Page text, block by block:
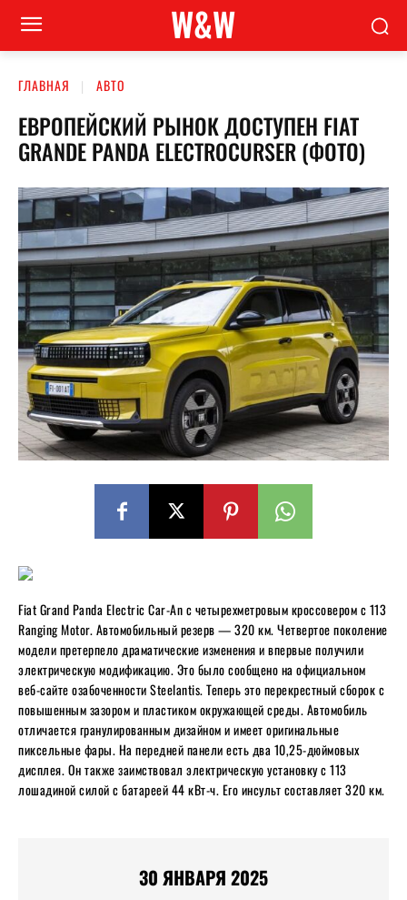
W&W
ГЛАВНАЯ АВТО
ЕВРОПЕЙСКИЙ РЫНОК ДОСТУПЕН FIAT
GRANDE PANDA ELECTROCURSER (ФОТО)
Fiat Grand Panda Electric Car-An с четырехметровым кроссовером с 113
Ranging Motor. Автомобильный резерв — 320 км. Четвертое поколение
модели претерпело драматические изменения и впервые получили
электрическую модификацию. Это было сообщено на официальном
веб-сайте озабоченности Steelantis. Теперь это перекрестный сборок с
повышенным зазором и пластиком окружающей среды. Автомобиль
отличается гранулированным дизайном и имеет оригинальные
пиксельные фары. На передней панели есть два 10,25-дюймовых
дисплея. Он также заимствовал электрическую установку с 113
лошадиной силой с батареей 44 кВт-ч. Его инсульт составляет 320 км.
30 ЯНВАРЯ 2025